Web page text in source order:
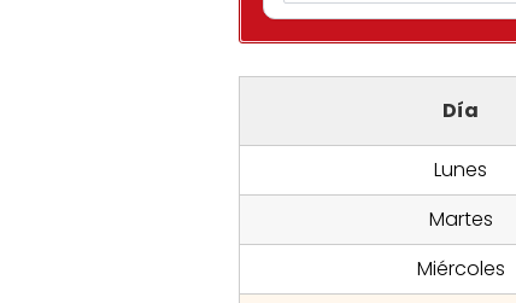
Día
Lunes
Martes
Miércoles